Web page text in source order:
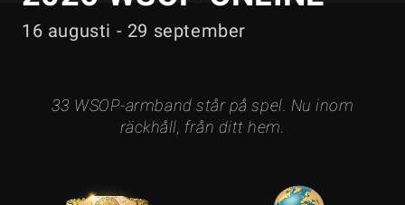
16 augusti - 29 september
33 WSOP-armband står på spel. Nu inom
räckhåll, från ditt hem.